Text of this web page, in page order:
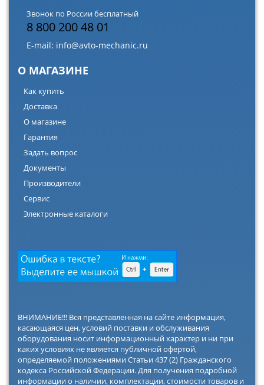
Звонок по России бесплатный
8 800 200 48 01
E-mail: info@avto-mechanic.ru
О МАГАЗИНЕ
Как купить
Доставка
О магазине
Гарантия
Задать вопрос
Документы
Производители
Сервис
Электронные каталоги
ВНИМАНИЕ!!! Вся представленная на сайте информация,
касающаяся цен, условий поставки и обслуживания
оборудования носит информационный характер и ни при
каких условиях не является публичной офертой,
определяемой положениями Статьи 437 (2) Гражданского
кодекса Российской Федерации. Для получения подробной
информации о наличии, комплектации, стоимости товаров и